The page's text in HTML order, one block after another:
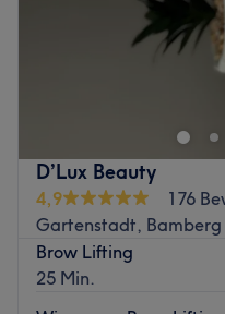
D’Lux Beauty
4,9
176
Gartenstadt, Bamberg
Brow Lifting
25 Min.